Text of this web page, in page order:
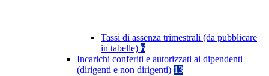
Tassi di assenza trimestrali (da pubblicare
in tabelle) 6
Incarichi conferiti e autorizzati ai dipendenti
(dirigenti e non dirigenti) 13